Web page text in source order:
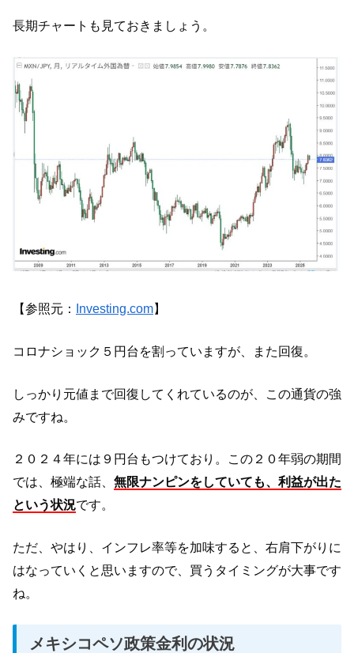
長期チャートも見ておきましょう。
【参照元： Investing.com】
コロナショック５円台を割っていますが、また回復。
しっかり元値まで回復してくれているのが、この通貨の強
みですね。
２０２４年には９円台もつけており。この２０年弱の期間
では、極端な話、 無限ナンピンをしていても、利益が出た
という状況です。
ただ、やはり、インフレ率等を加味すると、右肩下がりに
はなっていくと思いますので、買うタイミングが大事です
ね。
メキシコペソ政策金利の状況